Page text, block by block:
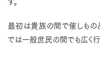
最初は貴族の間で催しもの
では一般庶民の間でも広く行